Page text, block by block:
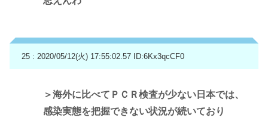
25 : 2020/05/12(火) 17:55:02.57 ID:6Kx3qcCF0
＞海外に比べてＰＣＲ検査が少ない日本では、
感染実態を把握できない状況が続いており